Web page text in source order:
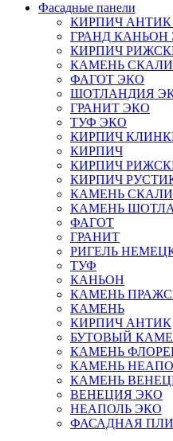
Фасадные панели
КИРПИЧ
ГРАНД КАНЬОН
КИРПИЧ
КАМЕНЬ
ФАГОТ ЭКО
ШОТЛАНДИЯ
ГРАНИТ ЭКО
ТУФ ЭКО
КИРПИЧ
КИРПИЧ
КИРПИЧ
КИРПИЧ
КАМЕНЬ
КАМЕНЬ
ФАГОТ
ГРАНИТ
РИГЕЛЬ
ТУФ
КАНЬОН
КАМЕНЬ
КАМЕНЬ
КИРПИЧ АНТИК
БУТОВЫЙ
КАМЕНЬ
КАМЕНЬ
КАМЕНЬ
ВЕНЕЦИЯ ЭКО
НЕАПОЛЬ ЭКО
ФАСАДНАЯ